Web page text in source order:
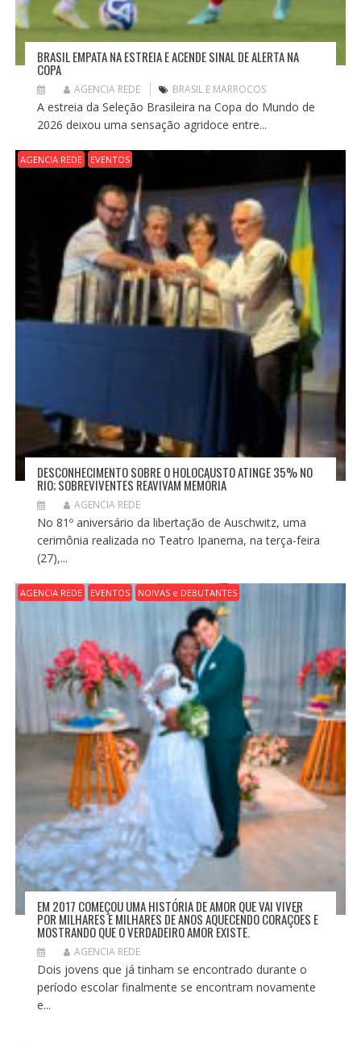
BRASIL EMPATA NA ESTREIA E ACENDE SINAL DE ALERTA NA
COPA
AGENCIA REDE BRASIL E MARROCOS
A estreia da Seleção Brasileira na Copa do Mundo de
2026 deixou uma sensação agridoce entre...
AGENCIA REDE EVENTOS
DESCONHECIMENTO SOBRE O HOLOCAUSTO ATINGE 35% NO
RIO; SOBREVIVENTES REAVIVAM MEMÓRIA
AGENCIA REDE
No 81º aniversário da libertação de Auschwitz, uma
cerimônia realizada no Teatro Ipanema, na terça-feira
(27),...
AGENCIA REDE EVENTOS NOIVAS e DEBUTANTES
EM 2017 COMEÇOU UMA HISTÓRIA DE AMOR QUE VAI VIVER
POR MILHARES E MILHARES DE ANOS AQUECENDO CORAÇÕES E
MOSTRANDO QUE O VERDADEIRO AMOR EXISTE.
AGENCIA REDE
Dois jovens que já tinham se encontrado durante o
período escolar finalmente se encontram novamente
e...